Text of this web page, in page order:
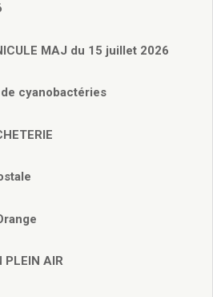
intercommunal
conseil municipal
2024
2022
2020
MAJ du 15 juillet 2026
cyanobactéries
PLEIN AIR